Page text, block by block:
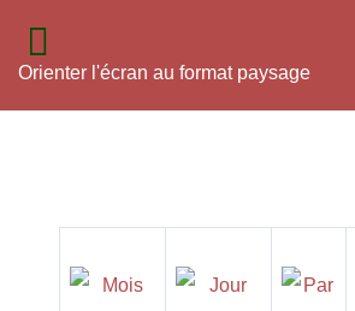
Orienter l'écran au format paysage